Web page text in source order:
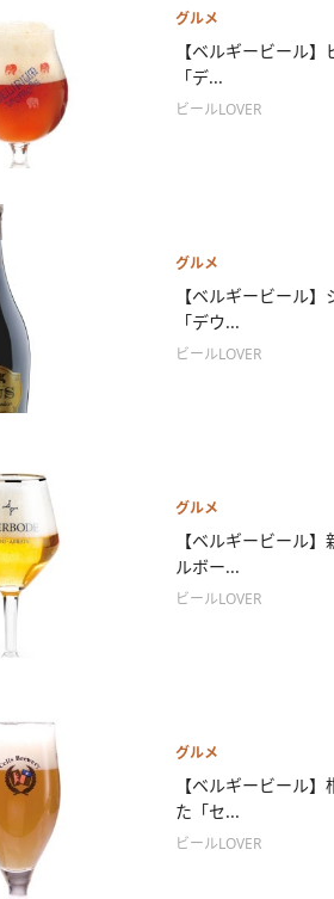
グルメ
【ベルギービール
「デ...
ビールLOVER
グルメ
【ベルギービール
「デウ...
ビールLOVER
グルメ
【ベルギービール
ルボー...
ビールLOVER
グルメ
【ベルギービール
た「セ...
ビールLOVER